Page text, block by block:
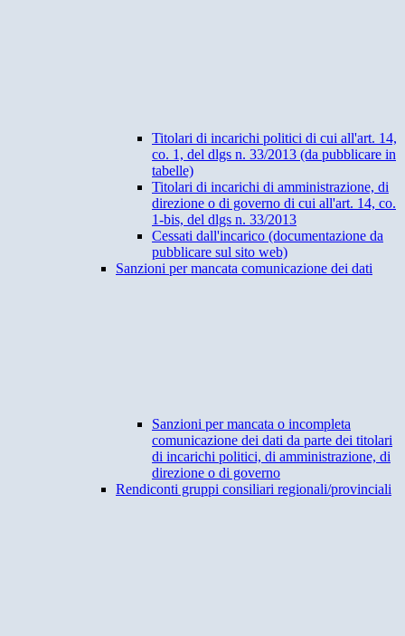
Titolari di incarichi politici di cui all'art. 14,
co. 1, del dlgs n. 33/2013 (da pubblicare in
tabelle)
Titolari di incarichi di amministrazione, di
direzione o di governo di cui all'art. 14, co.
1-bis, del dlgs n. 33/2013
Cessati dall'incarico (documentazione da
pubblicare sul sito web)
Sanzioni per mancata comunicazione dei dati
Sanzioni per mancata o incompleta
comunicazione dei dati da parte dei titolari
di incarichi politici, di amministrazione, di
direzione o di governo
Rendiconti gruppi consiliari regionali/provinciali